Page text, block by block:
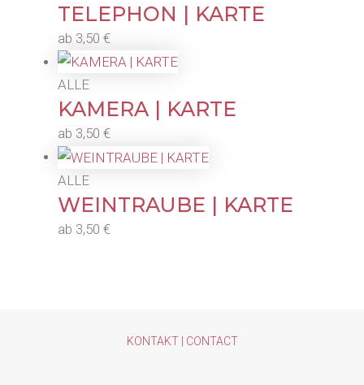
TELEPHON | KARTE
ab 3,50 €
ALLE
KAMERA | KARTE
ab 3,50 €
ALLE
WEINTRAUBE | KARTE
ab 3,50 €
KONTAKT | CONTACT